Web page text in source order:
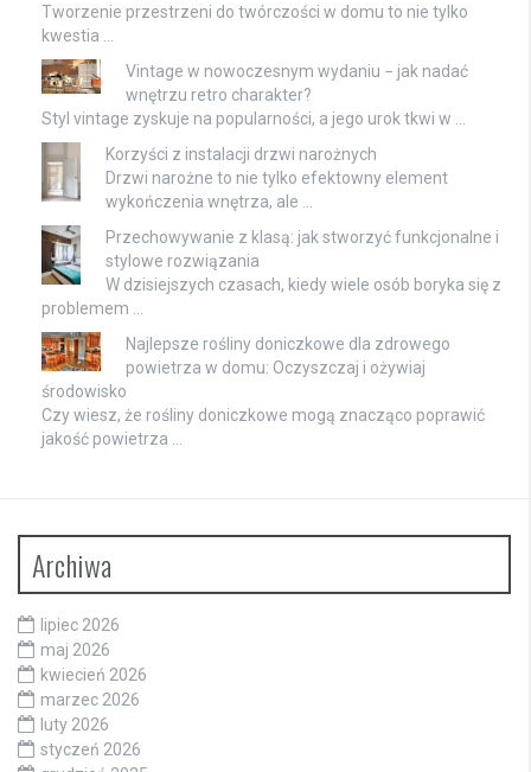
Tworzenie przestrzeni do twórczości w domu to nie tylko
kwestia …
Vintage w nowoczesnym wydaniu − jak nadać
wnętrzu retro charakter?
Styl vintage zyskuje na popularności, a jego urok tkwi w …
Korzyści z instalacji drzwi narożnych
Drzwi narożne to nie tylko efektowny element
wykończenia wnętrza, ale …
Przechowywanie z klasą: jak stworzyć funkcjonalne i
stylowe rozwiązania
W dzisiejszych czasach, kiedy wiele osób boryka się z
problemem …
Najlepsze rośliny doniczkowe dla zdrowego
powietrza w domu: Oczyszczaj i ożywiaj
środowisko
Czy wiesz, że rośliny doniczkowe mogą znacząco poprawić
jakość powietrza …
Archiwa
lipiec 2026
maj 2026
kwiecień 2026
marzec 2026
luty 2026
styczeń 2026